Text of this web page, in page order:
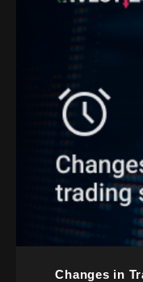
Changes in